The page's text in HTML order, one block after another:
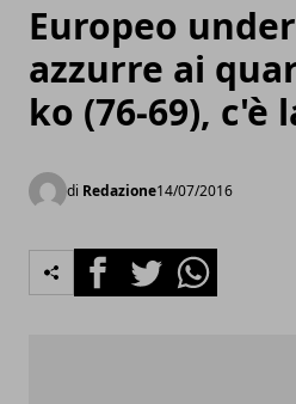
Europeo
azzurre ai
ko (76-69), c'è
di Redazione14/07/2016
FacebookTwitterWhatsapp